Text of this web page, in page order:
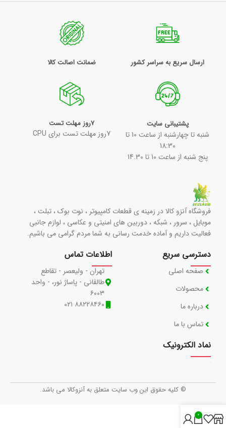
ارسال سریع به سراسر کشور ضمانت اصالت کالا
پشتیبانی سایت
شنبه تا چهارشنبه از ساعت 10 تا
18:30
پنج شنبه از ساعت 10 تا 14.30
7روز مهلت تست
7روز مهلت تست برای CPU
فروشگاه آنزو کالا در زمینه ی قطعات کامپیوتر ، نوت بوک ، تبلت ،
موبایل ، سرور ، شبکه ، دوربین های امنیتی و عکاسی ، لوازم جانبی
فعالیت داریم و آماده خدمت رسانی به شما مردم گرامی می باشیم.
دسترسی سریع
صفحه اصلی
محصولات
درباره ما
تماس با ما
اطلاعات تماس
تهران - ولیعصر - تقاطع
طالقانی - پاساژ نور، - واحد
۶۰۰۳
۸۸۲۲۸۴۶۰ ۰۲۱
نماد الکترونیک
© کلیه حقوق این وب سایت متعلق به آنزوکالا می باشد.
0